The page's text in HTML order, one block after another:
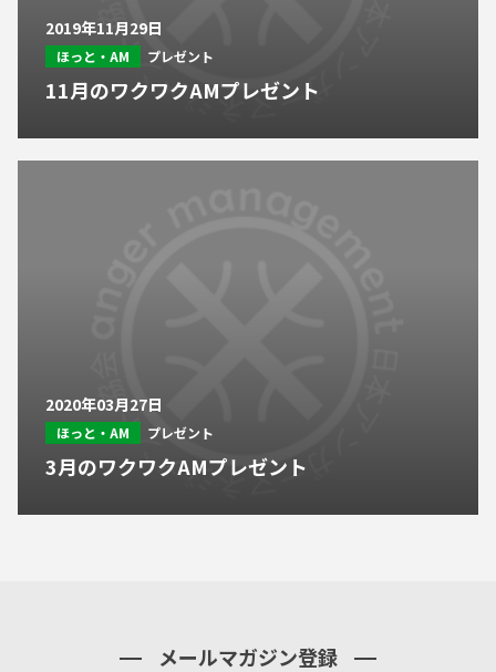
2019年11月29日
ほっと・AM プレゼント
11月のワクワクAMプレゼント
2020年03月27日
ほっと・AM プレゼント
3月のワクワクAMプレゼント
メールマガジン登録